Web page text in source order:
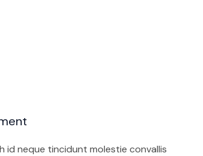
id neque tincidunt molestie convallis